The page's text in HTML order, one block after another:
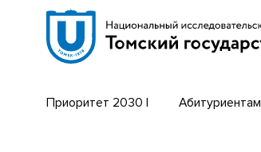
Эндаумент-фонд
Томский региональный центр
коллективного пользования
Приоритет 2030 | Абитуриентам